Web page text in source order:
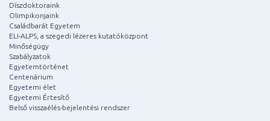
Díszdoktoraink
Olimpikonjaink
Családbarát Egyetem
ELI-ALPS, a szegedi lézeres kutatóközpont
Minőségügy
Szabályzatok
Egyetemtörténet
Centenárium
Egyetemi élet
Egyetemi Értesítő
Belső visszaélés-bejelentési rendszer